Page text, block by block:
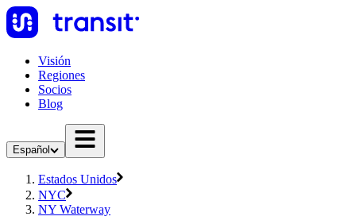
Visión
Regiones
Socios
Blog
Español
Estados Unidos
NYC
NY Waterway